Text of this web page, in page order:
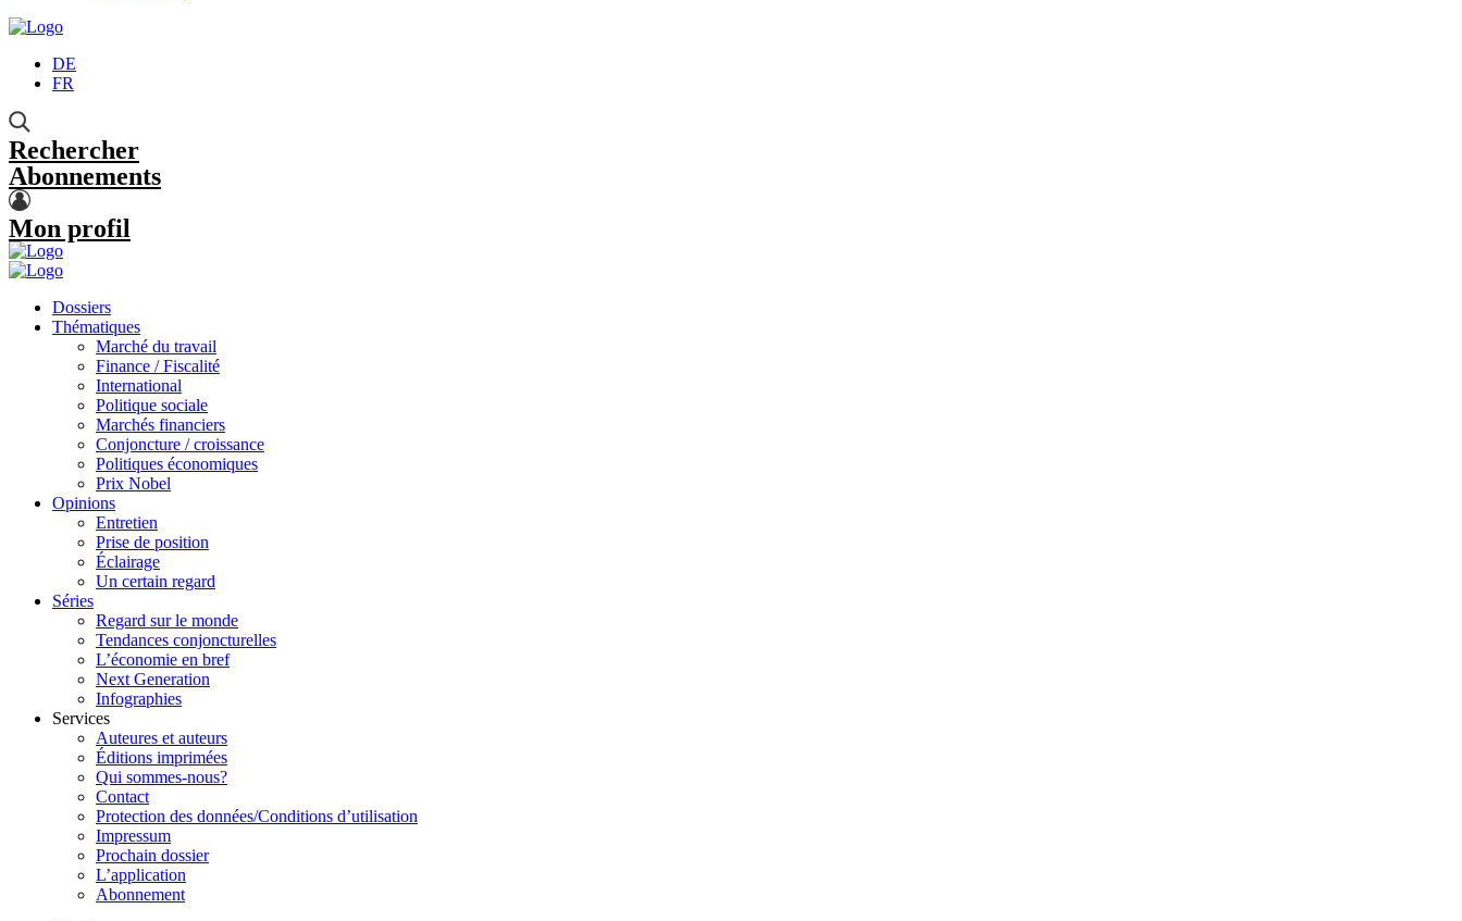
DE
FR
Rechercher
Abonnements
Mon profil
Dossiers
Thématiques
Marché du travail
Finance / Fiscalité
International
Politique sociale
Marchés financiers
Conjoncture / croissance
Politiques économiques
Prix Nobel
Opinions
Entretien
Prise de position
Éclairage
Un certain regard
Séries
Regard sur le monde
Tendances conjoncturelles
L’économie en bref
Next Generation
Infographies
Services
Auteures et auteurs
Éditions imprimées
Qui sommes-nous?
Contact
Protection des données/Conditions d’utilisation
Impressum
Prochain dossier
L’application
Abonnement